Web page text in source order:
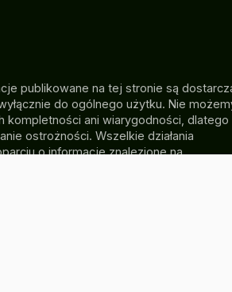
publikowane na tej stronie są
do ogólnego użytku. Nie
kompletności ani wiarygodności, dlatego
ostrożności. Wszelkie działania
o informacje znalezione na